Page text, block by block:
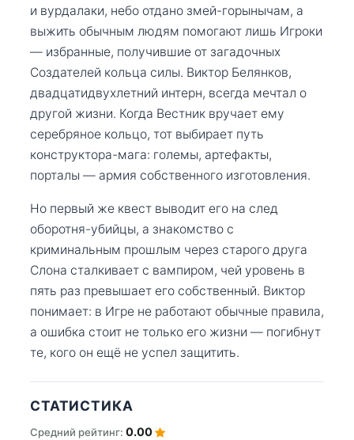
и вурдалаки, небо отдано змей-горынычам, а
выжить обычным людям помогают лишь Игроки
— избранные, получившие от загадочных
Создателей кольца силы. Виктор Белянков,
двадцатидвухлетний интерн, всегда мечтал о
другой жизни. Когда Вестник вручает ему
серебряное кольцо, тот выбирает путь
конструктора-мага: големы, артефакты,
порталы — армия собственного изготовления.
Но первый же квест выводит его на след
оборотня-убийцы, а знакомство с
криминальным прошлым через старого друга
Слона сталкивает с вампиром, чей уровень в
пять раз превышает его собственный. Виктор
понимает: в Игре не работают обычные правила,
а ошибка стоит не только его жизни — погибнут
те, кого он ещё не успел защитить.
СТАТИСТИКА
Средний рейтинг: 0.00